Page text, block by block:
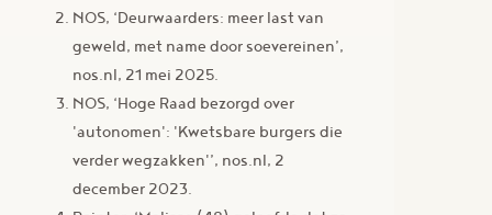
NOS, ‘Deurwaarders: meer last van
geweld, met name door soevereinen’,
nos.nl, 21 mei 2025.
NOS, ‘Hoge Raad bezorgd over
'autonomen': 'Kwetsbare burgers die
verder wegzakken'’, nos.nl, 2
december 2023.